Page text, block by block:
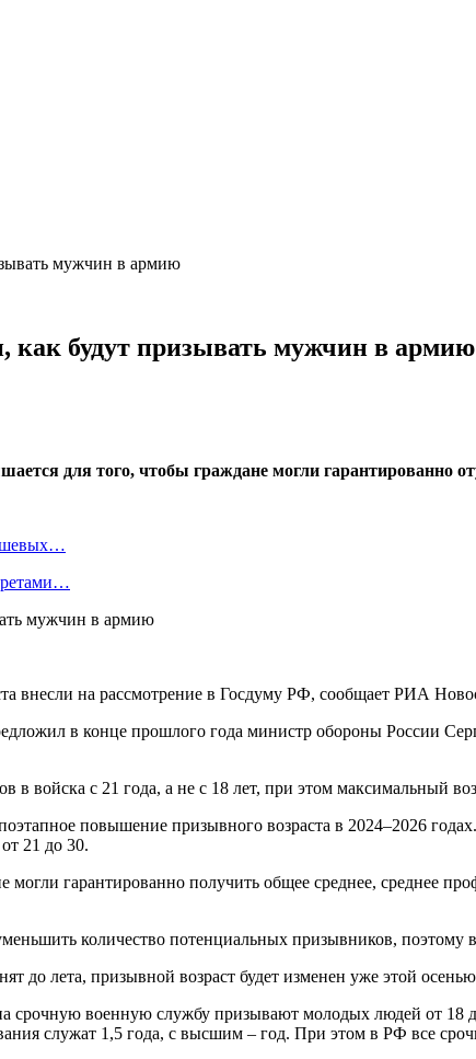
мужчин в армию
как будут призывать мужчин в армию
для того, чтобы граждане могли гарантированно
внесли на рассмотрение в Госдуму РФ, сообщает РИА
в конце прошлого года министр обороны России
войска с 21 года, а не с 18 лет, при этом максимальный
повышение призывного возраста в 2024–2026
21 до 30.
гарантированно получить общее среднее, среднее
количество потенциальных призывников, поэтому
до лета, призывной возраст будет изменен уже этой
военную службу призывают молодых людей от 18
служат 1,5 года, с высшим – год. При этом в РФ все